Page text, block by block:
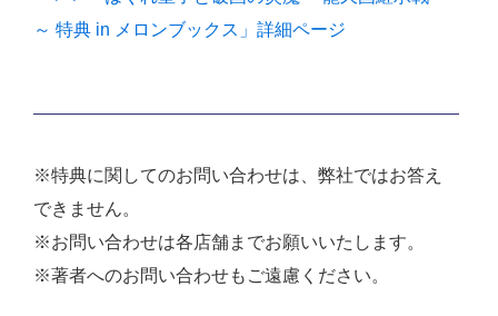
～ 特典 in メロンブックス」詳細ページ
※特典に関してのお問い合わせは、弊社ではお答え
できません。
※お問い合わせは各店舗までお願いいたします。
※著者へのお問い合わせもご遠慮ください。